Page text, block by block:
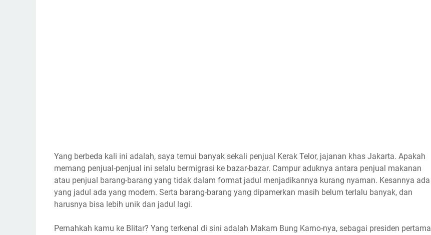
Yang berbeda kali ini adalah, saya temui banyak sekali penjual Kerak Telor, jajanan khas Jakarta. Apakah
memang penjual-penjual ini selalu bermigrasi ke bazar-bazar. Campur aduknya antara penjual makanan
atau penjual barang-barang yang tidak dalam format jadul menjadikannya kurang nyaman. Kesannya ada
yang jadul ada yang modern. Serta barang-barang yang dipamerkan masih belum terlalu banyak, dan
harusnya bisa lebih unik dan jadul lagi.
Pernahkah kamu ke Blitar? Yang terkenal di sini adalah Makam Bung Karno-nya, sebagai presiden pertama